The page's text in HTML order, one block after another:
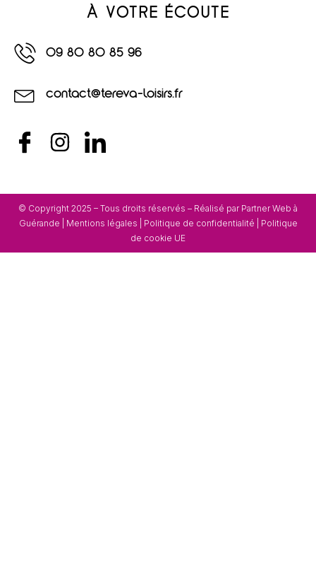
À VOTRE ÉCOUTE
09 80 80 85 96
contact@tereva-loisirs.fr
© Copyright 2025 – Tous droits réservés – Réalisé par Partner Web à
Guérande
Mentions légales Politique de confidentialité
Politique
de cookie UE